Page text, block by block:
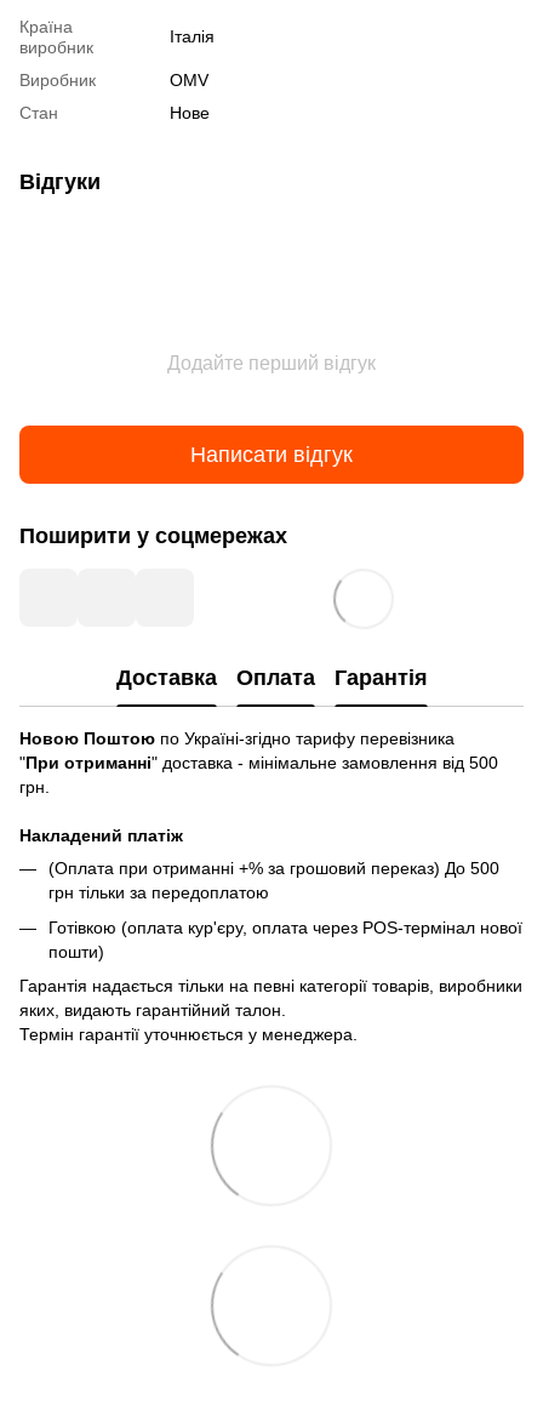
Країна
виробник
Італія
Виробник
OMV
Стан
Нове
Відгуки
Додайте перший відгук
Написати відгук
Поширити у соцмережах
Доставка Оплата Гарантія
Новою Поштою по Україні-згідно тарифу перевізника
"При отриманні" доставка - мінімальне замовлення від 500
грн.
Накладений платіж
(Оплата при отриманні +% за грошовий переказ) До 500
грн тільки за передоплатою
Готівкою (оплата кур'єру, оплата через POS-термінал нової
пошти)
Гарантія надається тільки на певні категорії товарів, виробники
яких, видають гарантійний талон.
Термін гарантії уточнюється у менеджера.